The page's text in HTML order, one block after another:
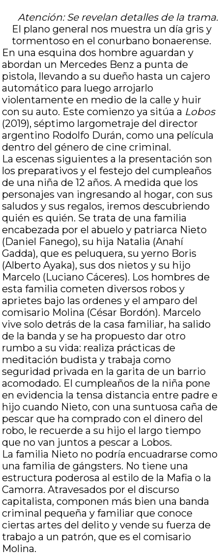
Atención: Se revelan detalles de la trama.
El plano general nos muestra un día gris y
tormentoso en el conurbano bonaerense.
En una esquina dos hombre aguardan y
abordan un Mercedes Benz a punta de
pistola, llevando a su dueño hasta un cajero
automático para luego arrojarlo
violentamente en medio de la calle y huir
con su auto. Este comienzo ya sitúa a Lobos
(2019), séptimo largometraje del director
argentino Rodolfo Durán, como una película
dentro del género de cine criminal.
La escenas siguientes a la presentación son
los preparativos y el festejo del cumpleaños
de una niña de 12 años. A medida que los
personajes van ingresando al hogar, con sus
saludos y sus regalos, iremos descubriendo
quién es quién. Se trata de una familia
encabezada por el abuelo y patriarca Nieto
(Daniel Fanego), su hija Natalia (Anahí
Gadda), que es peluquera, su yerno Boris
(Alberto Ayaka), sus dos nietos y su hijo
Marcelo (Luciano Cáceres). Los hombres de
esta familia cometen diversos robos y
aprietes bajo las ordenes y el amparo del
comisario Molina (César Bordón). Marcelo
vive solo detrás de la casa familiar, ha salido
de la banda y se ha propuesto dar otro
rumbo a su vida: realiza prácticas de
meditación budista y trabaja como
seguridad privada en la garita de un barrio
acomodado. El cumpleaños de la niña pone
en evidencia la tensa distancia entre padre e
hijo cuando Nieto, con una suntuosa caña de
pescar que ha comprado con el dinero del
robo, le recuerde a su hijo el largo tiempo
que no van juntos a pescar a Lobos.
La familia Nieto no podría encuadrarse como
una familia de gángsters. No tiene una
estructura poderosa al estilo de la Mafia o la
Camorra. Atravesados por el discurso
capitalista, componen más bien una banda
criminal pequeña y familiar que conoce
ciertas artes del delito y vende su fuerza de
trabajo a un patrón, que es el comisario
Molina.